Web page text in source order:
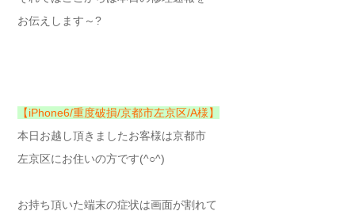
お伝えします～?
【iPhone6/重度破損/京都市左京区/A様】
本日お越し頂きましたお客様は京都市
左京区にお住いの方です(^○^)
お持ち頂いた端末の症状は画面が割れて